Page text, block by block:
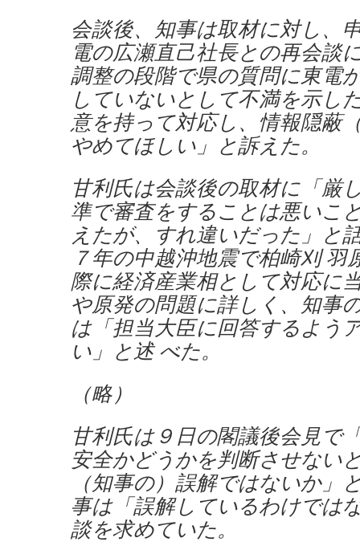
会談後、知事は取材に対し、
電の広瀬直己社長との再会談
調整の段階で県の質問に東電
していないとして不満を示し
意を持って対応し、情報隠蔽
やめてほしい」と訴えた。
甘利氏は会談後の取材に「厳
準で審査をすることは悪いこ
えたが、すれ違いだった」と
７年の中越沖地震で柏崎刈 羽
際に経済産業相として対応に
や原発の問題に詳しく、知事
は「担当大臣に回答するよう
い」と述 べた。
（略）
甘利氏は９日の閣議後会見で
安全かどうかを判断させない
（知事の）誤解ではないか」
事は「誤解しているわけでは
談を求めていた。